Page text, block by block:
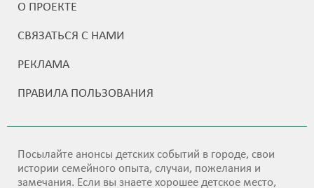
О ПРОЕКТЕ
СВЯЗАТЬСЯ С НАМИ
РЕКЛАМА
ПРАВИЛА ПОЛЬЗОВАНИЯ
Посылайте анонсы детских событий в городе, свои
истории семейного опыта, случаи, пожелания и
замечания. Если вы знаете хорошее детское место,